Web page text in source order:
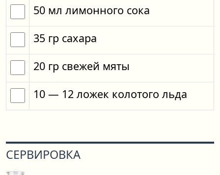
50 мл лимонного сока
35 гр сахара
20 гр свежей мяты
10 — 12 ложек колотого льда
СЕРВИРОВКА